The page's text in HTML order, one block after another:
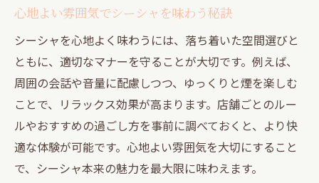
心地よい雰囲気でシーシャを味わう秘訣
シーシャを心地よく味わうには、落ち着いた空間選びと
ともに、適切なマナーを守ることが大切です。例えば、
周囲の会話や音量に配慮しつつ、ゆっくりと煙を楽しむ
ことで、リラックス効果が高まります。店舗ごとのルー
ルやおすすめの過ごし方を事前に調べておくと、より快
適な体験が可能です。心地よい雰囲気を大切にすること
で、シーシャ本来の魅力を最大限に味わえます。